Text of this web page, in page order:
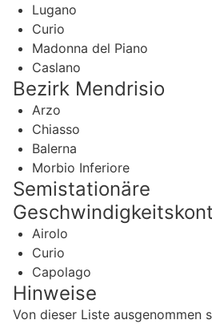
Lugano
Curio
Madonna del Piano
Caslano
Bezirk Mendrisio
Arzo
Chiasso
Balerna
Morbio Inferiore
Semistationäre
Airolo
Curio
Capolago
Hinweise
Von dieser Liste ausgenommen